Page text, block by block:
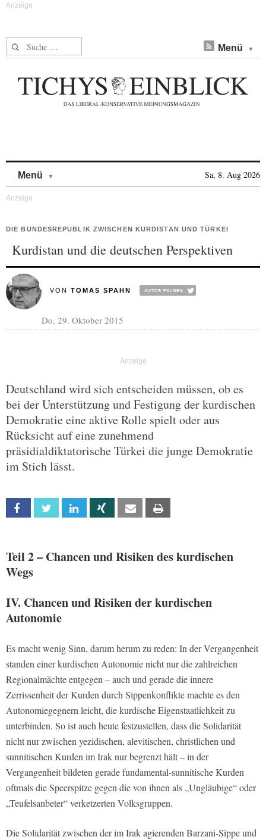
Suche nach: Menü
Menü Sa, 8. Aug 2026
DIE BUNDESREPUBLIK ZWISCHEN KURDISTAN UND TÜRKEI
Kurdistan und die deutschen Perspektiven
VON TOMAS SPAHN
Do, 29. Oktober 2015
Deutschland wird sich entscheiden müssen, ob es
bei der Unterstützung und Festigung der kurdischen
Demokratie eine aktive Rolle spielt oder aus
Rücksicht auf eine zunehmend
präsidialdiktatorische Türkei die junge Demokratie
im Stich lässt.
Facebook Twitter Linkedin Xing Email
Teil 2 – Chancen und Risiken des kurdischen
Wegs
IV. Chancen und Risiken der kurdischen
Autonomie
Es macht wenig Sinn, darum herum zu reden: In der Vergangenheit
standen einer kurdischen Autonomie nicht nur die zahlreichen
Regionalmächte entgegen – auch und gerade die innere
Zerrissenheit der Kurden durch Sippenkonflikte machte es den
Autonomiegegnern leicht, die kurdische Eigenstaatlichkeit zu
unterbinden. So ist auch heute festzustellen, dass die Solidarität
nicht nur zwischen yezidischen, alevitischen, christlichen und
sunnitischen Kurden im Irak nur begrenzt hält – in der
Vergangenheit bildeten gerade fundamental-sunnitische Kurden
oftmals die Speerspitze gegen die von ihnen als „Ungläubige“ oder
„Teufelsanbeter“ verketzerten Volksgruppen.
Die Solidarität zwischen der im Irak agierenden Barzani-Sippe und